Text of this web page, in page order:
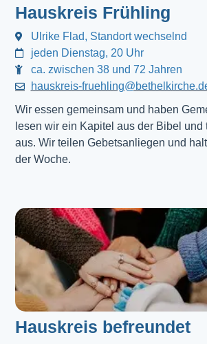
Hauskreis Frühling
Ulrike Flad, Standort wechselnd
jeden Dienstag, 20 Uhr
ca. zwischen 38 und 72 Jahren
hauskreis-
Wir essen gemeinsam und haben
lesen wir ein Kapitel aus der Bibel und
aus. Wir teilen Gebetsanliegen und
der Woche.
Hauskreis befreundet